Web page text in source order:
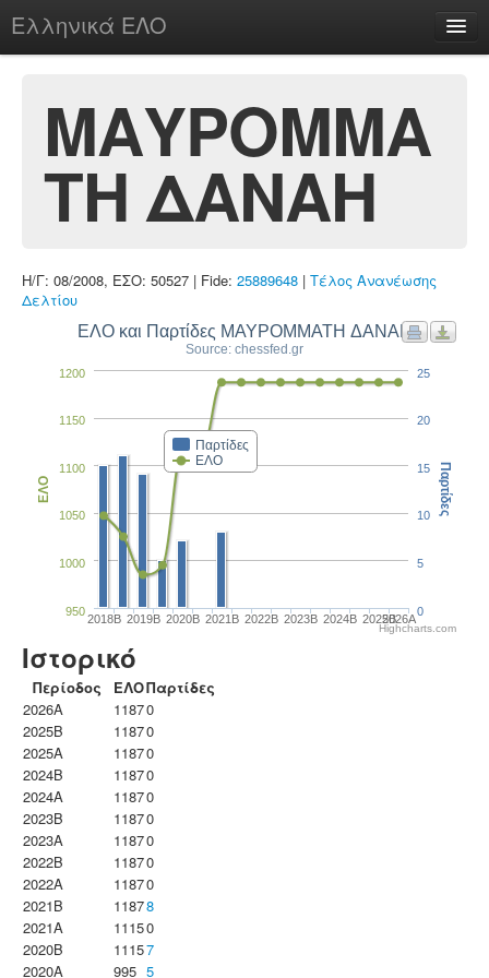
Ελληνικά ΕΛΟ
chesstu.be @ discord
Login
ΜΑΥΡΟΜΜΑ
ΤΗ ΔΑΝΑΗ
Η/Γ: 08/2008, ΕΣΟ: 50527 | Fide: 25889648 | Τέλος Ανανέωσης
Δελτίου
ΕΛΟ και Παρτίδες ΜΑΥΡΟΜΜΑΤΗ ΔΑΝΑΗ
Source: chessfed.gr
Παρτίδες
ΕΛΟ
2018B 2019B 2020B 2021B 2022B 2023B 2024B 2025B2026A
950
1000
1050
1100
1150
1200
ΕΛΟ
0
5
10
15
20
25
Παρτίδες
Highcharts.com
Ιστορικό
Περίοδος ΕΛΟΠαρτίδες
2026A
11870
2025B
11870
2025A
11870
2024B
11870
2024A
11870
2023B
11870
2023Α
11870
2022B
11870
2022A
11870
2021B
11878
2021A
11150
2020B
11157
2020A
995 5